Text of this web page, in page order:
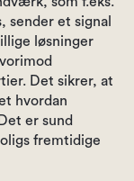
sender et signal
løsninger
Det sikrer, at
hvordan
er sund
fremtidige